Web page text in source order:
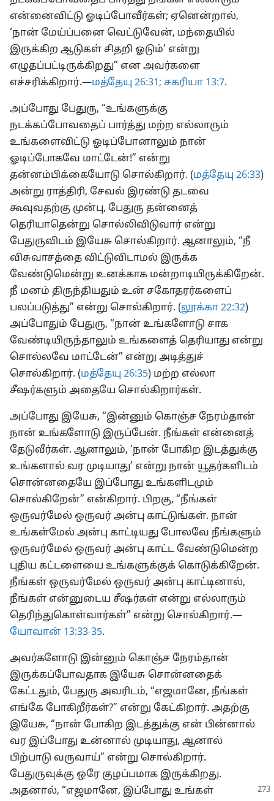
என்னைவிட்டு ஓடிப்போவீர்கள்; ஏனென்றால்,
‘நான் மேய்ப்பனை வெட்டுவேன், மந்தையில்
இருக்கிற ஆடுகள் சிதறி ஓடும்’ என்று
எழுதப்பட்டிருக்கிறது” என அவர்களை
எச்சரிக்கிறார்.—மத்தேயு 26:31; சகரியா 13:7.
அப்போது பேதுரு, “உங்களுக்கு
நடக்கப்போவதைப் பார்த்து மற்ற எல்லாரும்
உங்களைவிட்டு ஓடிப்போனாலும் நான்
ஓடிப்போகவே மாட்டேன்!” என்று
தன்னம்பிக்கையோடு சொல்கிறார். (மத்தேயு 26:33)
அன்று ராத்திரி, சேவல் இரண்டு தடவை
கூவுவதற்கு முன்பு, பேதுரு தன்னைத்
தெரியாதென்று சொல்லிவிடுவார் என்று
பேதுருவிடம் இயேசு சொல்கிறார். ஆனாலும், “நீ
விசுவாசத்தை விட்டுவிடாமல் இருக்க
வேண்டுமென்று உனக்காக மன்றாடியிருக்கிறேன்.
நீ மனம் திருந்தியதும் உன் சகோதரர்களைப்
பலப்படுத்து” என்று சொல்கிறார். (லூக்கா 22:32)
அப்போதும் பேதுரு, “நான் உங்களோடு சாக
வேண்டியிருந்தாலும் உங்களைத் தெரியாது என்று
சொல்லவே மாட்டேன்” என்று அடித்துச்
சொல்கிறார். (மத்தேயு 26:35) மற்ற எல்லா
சீஷர்களும் அதையே சொல்கிறார்கள்.
அப்போது இயேசு, “இன்னும் கொஞ்ச நேரம்தான்
நான் உங்களோடு இருப்பேன். நீங்கள் என்னைத்
தேடுவீர்கள். ஆனாலும், ‘நான் போகிற இடத்துக்கு
உங்களால் வர முடியாது’ என்று நான் யூதர்களிடம்
சொன்னதையே இப்போது உங்களிடமும்
சொல்கிறேன்” என்கிறார். பிறகு, “நீங்கள்
ஒருவர்மேல் ஒருவர் அன்பு காட்டுங்கள். நான்
உங்கள்மேல் அன்பு காட்டியது போலவே நீங்களும்
ஒருவர்மேல் ஒருவர் அன்பு காட்ட வேண்டுமென்ற
புதிய கட்டளையை உங்களுக்குக் கொடுக்கிறேன்.
நீங்கள் ஒருவர்மேல் ஒருவர் அன்பு காட்டினால்,
நீங்கள் என்னுடைய சீஷர்கள் என்று எல்லாரும்
தெரிந்துகொள்வார்கள்” என்று சொல்கிறார்.—
யோவான் 13:33-35.
அவர்களோடு இன்னும் கொஞ்ச நேரம்தான்
இருக்கப்போவதாக இயேசு சொன்னதைக்
கேட்டதும், பேதுரு அவரிடம், “எஜமானே, நீங்கள்
எங்கே போகிறீர்கள்?” என்று கேட்கிறார். அதற்கு
இயேசு, “நான் போகிற இடத்துக்கு என் பின்னால்
வர இப்போது உன்னால் முடியாது, ஆனால்
பிற்பாடு வருவாய்” என்று சொல்கிறார்.
பேதுருவுக்கு ஒரே குழப்பமாக இருக்கிறது.
அதனால், “எஜமானே, இப்போது உங்கள்